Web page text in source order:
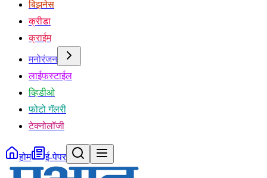
बिझनेस
क्रीडा
क्राईम
मनोरंजन
लाईफस्टाईल
व्हिडीओ
फोटो गॅलरी
टेक्नोलॉजी
होम ई-पेपर